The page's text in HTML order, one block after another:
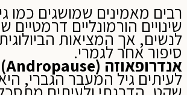
רבים מאמינים שמושגים כמו
שינויים הורמונליים דרמטיים
לנשים, אך המציאות
סיפור אחר לגמרי.
אנדרופאוזה (Andropause
)
לעיתים גיל המעבר הגברי,